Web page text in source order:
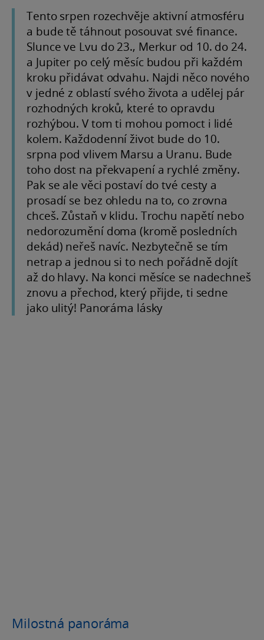
Tento srpen rozechvěje aktivní atmosféru
a bude tě táhnout posouvat své finance.
Slunce ve Lvu do 23., Merkur od 10. do 24.
a Jupiter po celý měsíc budou při každém
kroku přidávat odvahu. Najdi něco nového
v jedné z oblastí svého života a udělej pár
rozhodných kroků, které to opravdu
rozhýbou. V tom ti mohou pomoct i lidé
kolem. Každodenní život bude do 10.
srpna pod vlivem Marsu a Uranu. Bude
toho dost na překvapení a rychlé změny.
Pak se ale věci postaví do tvé cesty a
prosadí se bez ohledu na to, co zrovna
chceš. Zůstaň v klidu. Trochu napětí nebo
nedorozumění doma (kromě posledních
dekád) neřeš navíc. Nezbytečně se tím
netrap a jednou si to nech pořádně dojít
až do hlavy. Na konci měsíce se nadechneš
znovu a přechod, který přijde, ti sedne
jako ulitý! Panoráma lásky
Milostná panoráma